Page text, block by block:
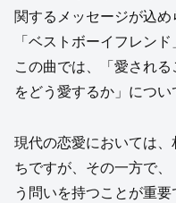
関するメッセージが込め
「ベストボーイフレン
この曲では、「愛され
をどう愛するか」につい
現代の恋愛においては
ちですが、その一方で
う問いを持つことが重要